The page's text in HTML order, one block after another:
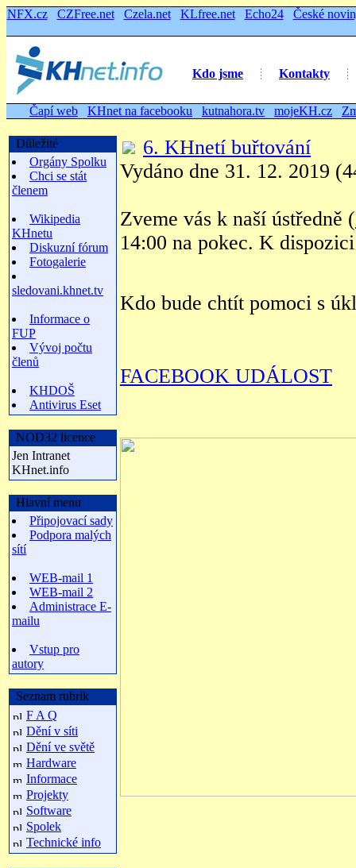
NFX.cz CZFree.net Czela.net KLfree.net Echo24 České
Kdo jsme Kontakty
Čapí web KHnet na facebooku kutnahora.tv mojeKH.cz
Důležité
Orgány Spolku
Chci se stát
členem
Wikipedia
KHnetu
Diskuzní fórum
Fotogalerie
sledovani.khnet.tv
Informace o
FUP
Vývoj počtu
členů
KHDOŠ
Antivirus Eset
NOD32 licence
Jen Intranet
KHnet.info
Hlavní menu
Připojovací sady
Podpora malých
sítí
WEB-mail 1
WEB-mail 2
Administrace E-
mailu
Vstup pro
autory
Seznam rubrik
F A Q
Dění v síti
Dění ve světě
Hardware
Informace
Projekty
Software
Spolek
Technické info
6. KHnetí buřtování
Vydáno dne 31. 12. 2019
Zveme vás k naší ústředně (
14:00 na pokec. K
Kdo bude chtít pomoci s
FACEBOOK UDÁLOST